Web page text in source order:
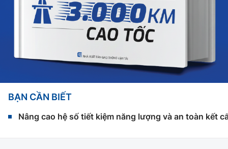
BẠN CẦN BIẾT
Nâng cao hệ số tiết kiệm năng lượng và an toàn kết